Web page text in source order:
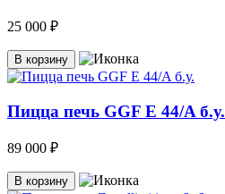
25 000 ₽
В корзину
Пицца печь GGF E 44/A б.у.
89 000 ₽
В корзину